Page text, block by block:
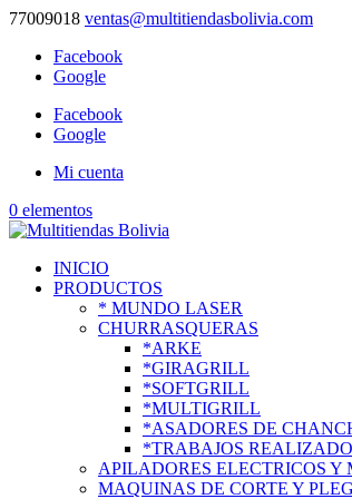
77009018 ventas@multitiendasbolivia.com
Facebook
Google
Facebook
Google
Mi cuenta
0 elementos
INICIO
PRODUCTOS
* MUNDO LASER
CHURRASQUERAS
*ARKE
*GIRAGRILL
*SOFTGRILL
*MULTIGRILL
*ASADORES DE
*TRABAJOS
APILADORES ELECTRICOS Y
MAQUINAS DE CORTE Y